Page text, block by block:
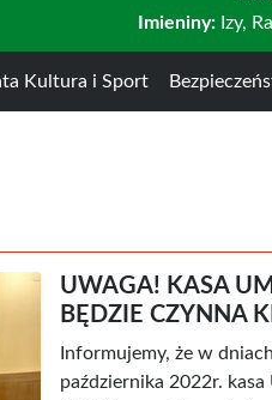
Imieniny: Izy,
Kultura i Sport
UWAGA! KASA
BĘDZIE CZYNNA
Informujemy, że w
października 2022r. kasa